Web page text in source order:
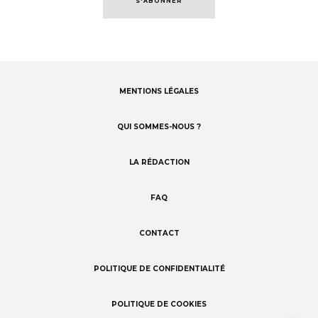
MENTIONS LÉGALES
QUI SOMMES-NOUS ?
LA RÉDACTION
FAQ
CONTACT
POLITIQUE DE CONFIDENTIALITÉ
POLITIQUE DE COOKIES